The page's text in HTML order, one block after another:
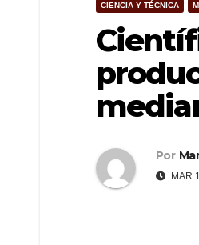
CIENCIA Y TÉCNICA
Por
MAR